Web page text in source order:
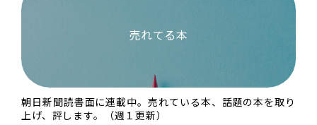
売れてる本
朝日新聞読書面に連載中。売れている本、話題の本を取り
上げ、評します。（週１更新）